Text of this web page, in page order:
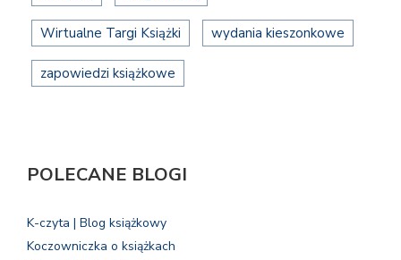
Wirtualne Targi Książki wydania kieszonkowe
zapowiedzi książkowe
POLECANE BLOGI
K-czyta | Blog książkowy
Koczowniczka o książkach